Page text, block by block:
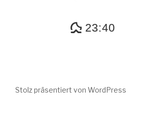
23:40
Stolz präsentiert von WordPress